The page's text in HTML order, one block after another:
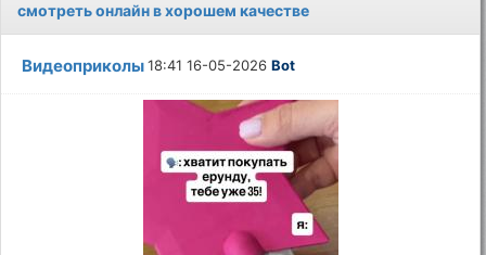
смотреть онлайн в хорошем качестве
Видеоприколы18:41 16-05-2026Bot